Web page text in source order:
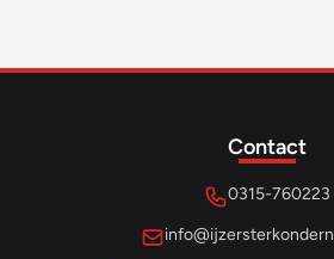
Contact
0315-760223